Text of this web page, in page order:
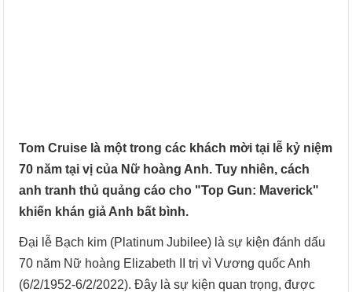
Tom Cruise là một trong các khách mời tại lễ kỷ niệm
70 năm tại vị của Nữ hoàng Anh. Tuy nhiên, cách
anh tranh thủ quảng cáo cho "Top Gun: Maverick"
khiến khán giả Anh bất bình.
Đại lễ Bạch kim (Platinum Jubilee) là sự kiện đánh dấu
70 năm Nữ hoàng Elizabeth II trị vì Vương quốc Anh
(6/2/1952-6/2/2022). Đây là sự kiện quan trọng, được